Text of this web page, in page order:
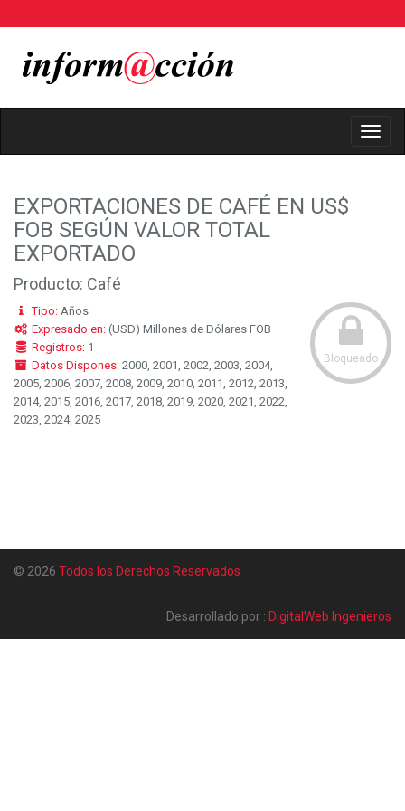
EXPORTACIONES DE CAFÉ EN US$
FOB SEGÚN VALOR TOTAL
EXPORTADO
Producto: Café
Bloqueado
Tipo:Años
Expresado en:(USD) Millones de Dólares FOB
Registros:1
Datos Dispones:2000, 2001, 2002, 2003, 2004,
2005, 2006, 2007, 2008, 2009, 2010, 2011, 2012, 2013,
2014, 2015, 2016, 2017, 2018, 2019, 2020, 2021, 2022,
2023, 2024, 2025
© 2026 Todos los Derechos Reservados
Desarrollado por : DigitalWeb Ingenieros